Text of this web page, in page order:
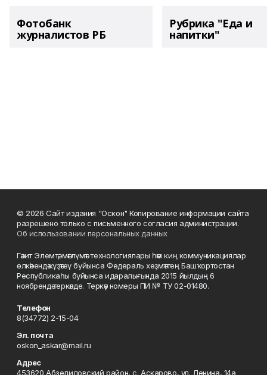
Фотобанк
журналистов РБ
Рубрика "Еда и
напитки"
© 2026 Сайт издания "Оскон" Копирование информации сайта
разрешено только с письменного согласия администрации.
Об использовании персональных данных
Гәзит Элемтә, мәғлүмәт технологиялары һәм киң коммуникациялар
өлкәһендә күҙәтеү буйынса Федераль хеҙмәттең Башҡортостан
Республикаһы буйынса идаралығында 2015 йылдың 6
ноябрендә теркәлде. Теркәү номеры ПИ № ТУ 02-01480.
Телефон
8(34772) 2-15-04
Эл. почта
oskon_askar@mail.ru
Адрес
453620 Абзелиловский район, с. Аскарово, ул. Ленина, 14а